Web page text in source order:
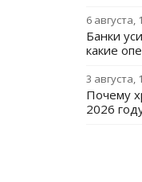
6 августа,
Банки
какие
3 августа,
Почему
2026